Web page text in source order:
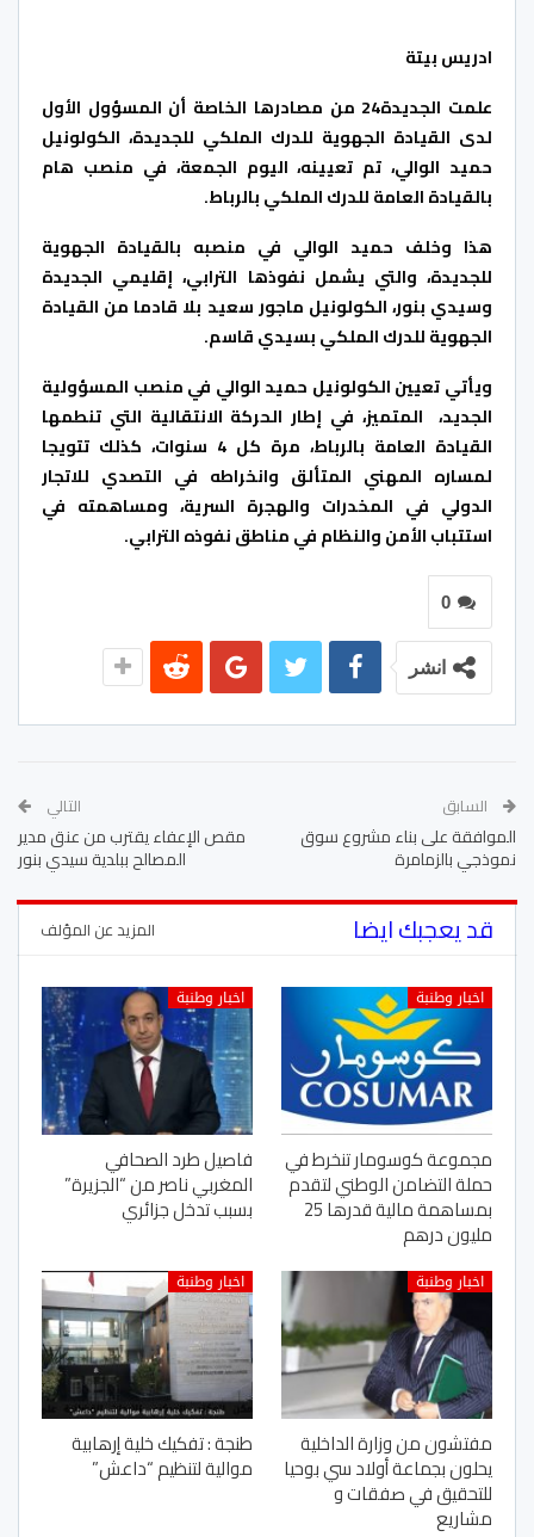
ادريس بيتة
علمت الجديدة24 من مصادرها الخاصة أن المسؤول الأول
لدى القيادة الجهوية للدرك الملكي للجديدة، الكولونيل
حميد الوالي، تم تعيينه، اليوم الجمعة، في منصب هام
بالقيادة العامة للدرك الملكي بالرباط.
هذا وخلف حميد الوالي في منصبه بالقيادة الجهوية
للجديدة، والتي يشمل نفوذها الترابي، إقليمي الجديدة
وسيدي بنور، الكولونيل ماجور سعيد بلا قادما من القيادة
الجهوية للدرك الملكي بسيدي قاسم.
ويأتي تعيين الكولونيل حميد الوالي في منصب المسؤولية
الجديد، المتميز، في إطار الحركة الانتقالية التي تنطمها
القيادة العامة بالرباط، مرة كل 4 سنوات، كذلك تتويجا
لمساره المهني المتألق وانخراطه في التصدي للاتجار
الدولي في المخدرات والهجرة السرية، ومساهمته في
استتباب الأمن والنظام في مناطق نفوذه الترابي.
0
انشر
السابق
الموافقة على بناء مشروع سوق
نموذجي بالزمامرة
التالي
مقص الإعفاء يقترب من عنق مدير
المصالح ببلدية سيدي بنور
قد يعجبك ايضا المزيد عن المؤلف
اخبار وطنبة
مجموعة كوسومار تنخرط في
حملة التضامن الوطني لتقدم
بمساهمة مالية قدرها 25
مليون درهم
اخبار وطنبة
فاصيل طرد الصحافي
المغربي ناصر من “الجزيرة”
بسبب تدخل جزائري
اخبار وطنبة
مفتشون من وزارة الداخلية
يحلون بجماعة أولاد سي بوحيا
للتحقيق في صفقات و
مشاريع
اخبار وطنبة
طنجة : تفكيك خلية إرهابية
موالية لتنظيم “داعش”